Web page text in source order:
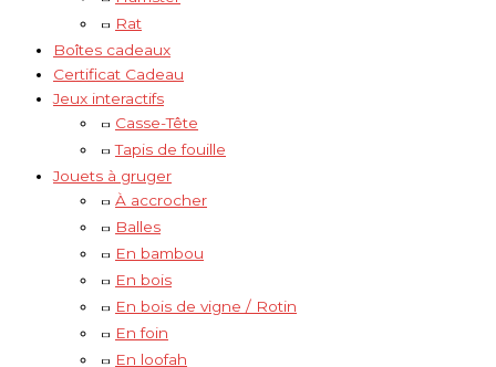
Rat
Boîtes cadeaux
Certificat Cadeau
Jeux interactifs
Casse-Tête
Tapis de fouille
Jouets à gruger
À accrocher
Balles
En bambou
En bois
En bois de vigne / Rotin
En foin
En loofah